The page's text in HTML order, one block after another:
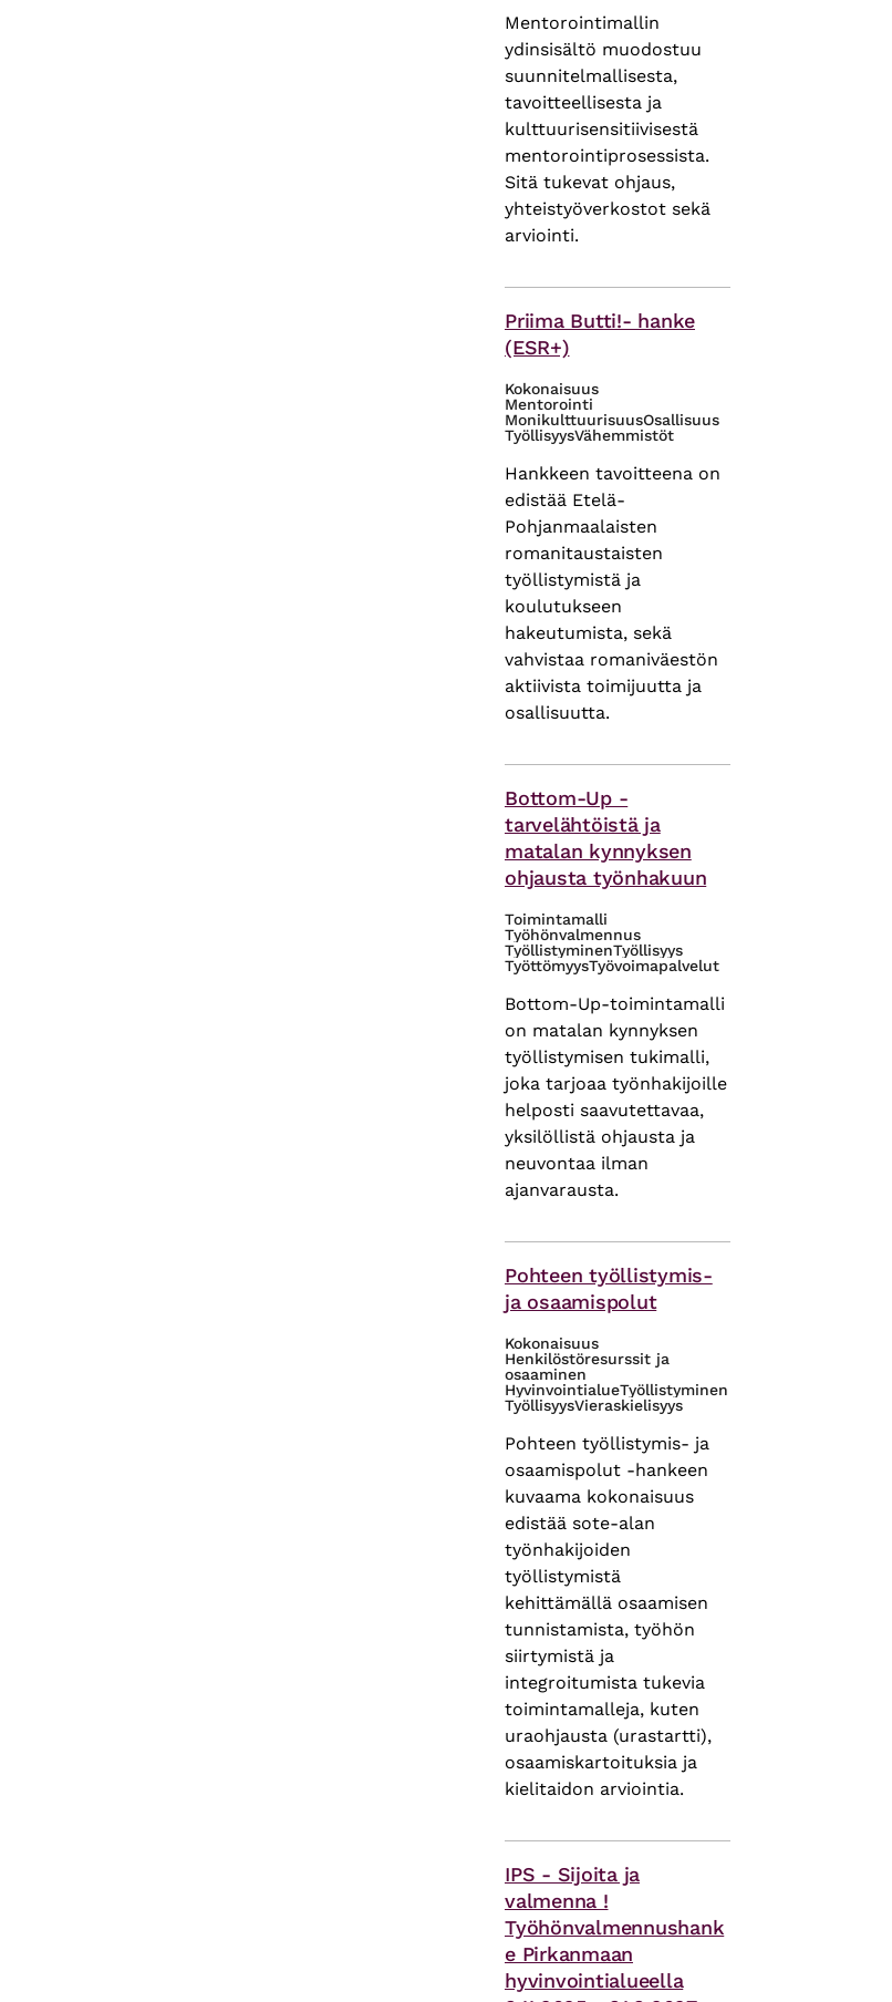
Mentorointimallin
ydinsisältö muodostuu
suunnitelmallisesta,
tavoitteellisesta ja
kulttuurisensitiivisestä
mentorointiprosessista.
Sitä tukevat ohjaus,
yhteistyöverkostot sekä
arviointi.
Priima Butti!- hanke
(ESR+)
Kokonaisuus
Mentorointi
MonikulttuurisuusOsallisuus
TyöllisyysVähemmistöt
Hankkeen tavoitteena on
edistää Etelä-
Pohjanmaalaisten
romanitaustaisten
työllistymistä ja
koulutukseen
hakeutumista, sekä
vahvistaa romaniväestön
aktiivista toimijuutta ja
osallisuutta.
Bottom-Up -
tarvelähtöistä ja
matalan kynnyksen
ohjausta työnhakuun
Toimintamalli
Työhönvalmennus
TyöllistyminenTyöllisyys
TyöttömyysTyövoimapalvelut
Bottom-Up-toimintamalli
on matalan kynnyksen
työllistymisen tukimalli,
joka tarjoaa työnhakijoille
helposti saavutettavaa,
yksilöllistä ohjausta ja
neuvontaa ilman
ajanvarausta.
Pohteen työllistymis-
ja osaamispolut
Kokonaisuus
Henkilöstöresurssit ja
osaaminen
HyvinvointialueTyöllistyminen
TyöllisyysVieraskielisyys
Pohteen työllistymis- ja
osaamispolut -hankeen
kuvaama kokonaisuus
edistää sote-alan
työnhakijoiden
työllistymistä
kehittämällä osaamisen
tunnistamista, työhön
siirtymistä ja
integroitumista tukevia
toimintamalleja, kuten
uraohjausta (urastartti),
osaamiskartoituksia ja
kielitaidon arviointia.
IPS - Sijoita ja
valmenna !
Työhönvalmennushank
e Pirkanmaan
hyvinvointialueella